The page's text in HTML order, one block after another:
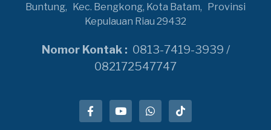
Buntung, Kec. Bengkong, Kota Batam, Provinsi
Kepulauan Riau 29432
Nomor Kontak : 0813-7419-3939 /
082172547747